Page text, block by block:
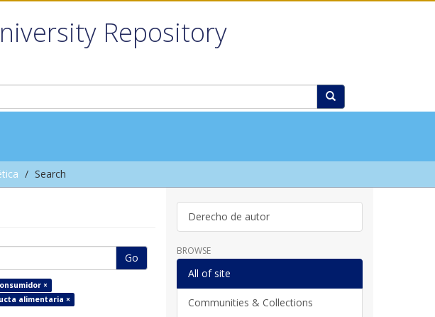
Repository
Search
Go
×
alimentaria ×
Derecho de autor
BROWSE
All of site
Communities & Collections